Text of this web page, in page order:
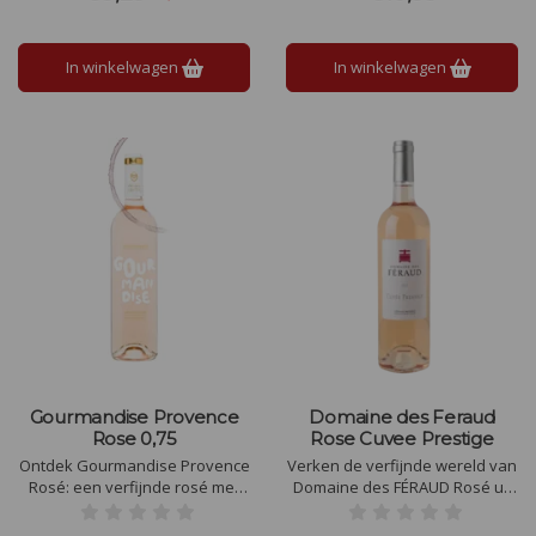
waardoor er een sappig geheel
In winkelwagen
geitenkaas. Geniet van een
In winkelwagen
Gourmandise Provence
Rose 0,75
Ontdek Gourmandise Provence
Rosé: een verfijnde rosé met
Domaine des Feraud
Rose Cuvee Prestige
Verken de verfijnde wereld van
Domaine des FÉRAUD Rosé uit